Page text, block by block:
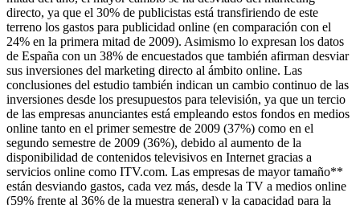
directo, ya que el 30% de publicistas está transfiriendo de este
terreno los gastos para publicidad online (en comparación con el
24% en la primera mitad de 2009). Asimismo lo expresan los datos
de España con un 38% de encuestados que también afirman desviar
sus inversiones del marketing directo al ámbito online. Las
conclusiones del estudio también indican un cambio continuo de las
inversiones desde los presupuestos para televisión, ya que un tercio
de las empresas anunciantes está empleando estos fondos en medios
online tanto en el primer semestre de 2009 (37%) como en el
segundo semestre de 2009 (36%), debido al aumento de la
disponibilidad de contenidos televisivos en Internet gracias a
servicios online como ITV.com. Las empresas de mayor tamaño**
están desviando gastos, cada vez más, desde la TV a medios online
(59% frente al 36% de la muestra general) y la capacidad para la